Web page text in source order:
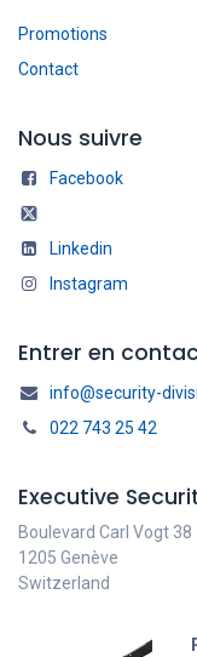
Promotions
Contact
Nous suivre
Facebook
Linkedin
Instagram
Entrer en
info@security-
022 743 25 42
Executive
Boulevard Carl Vogt 38
1205 Genève
Switzerland